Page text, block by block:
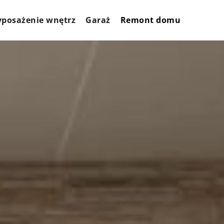
wnętrz Garaż Remont domu